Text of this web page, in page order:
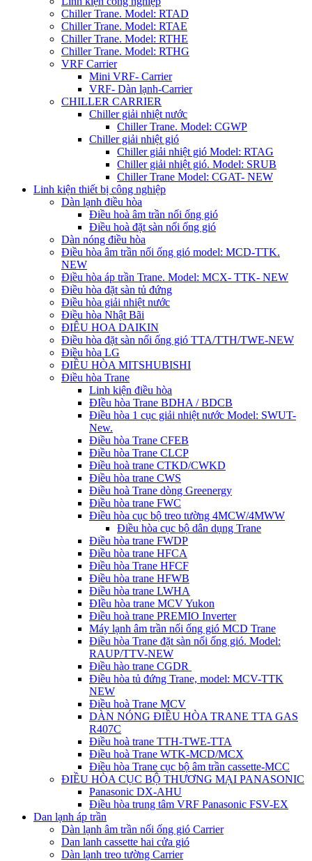
Chiller Trane. Model: RTAD
Chiller Trane. Model: RTAE
Chiller Trane. Model: RTHE
Chiller Trane. Model: RTHG
VRF Carrier
Mini VRF- Carrier
VRF- Dàn lạnh-Carrier
CHILLER CARRIER
Chiller giải nhiệt nước
Chiller Trane. Model: CGWP
Chiller giải nhiệt gió
Chiller giải nhiệt gió Model: RTAG
Chiller giải nhiệt gió. Model: SRUB
Chiller Trane Model: CGAT- NEW
Linh kiện thiết bị công nghiệp
Dàn lạnh điều hòa
Điều hoà âm trần nối ống gió
Điều hoà đặt sàn nối ống gió
Dàn nóng điều hòa
Điều hòa âm trần nối ống gió model: MCD-TTK.
NEW
Điều hòa áp trần Trane. Model: MCX- TTK- NEW
Điều hòa đặt sàn tủ đứng
Điều hòa giải nhiệt nước
Điều hòa Nhật Bãi
ĐIÊU HOA DAIKIN
Điều hòa đặt sàn nối ống gió TTA/TTH/TWE-NEW
Điều hòa LG
ĐIỀU HÒA MITSHUBISHI
Điều hòa Trane
Linh kiện điều hòa
ĐIều hòa Trane BDHA / BDCB
Điều hòa 1 cục giải nhiệt nước Model: SWUT-
New.
Điều hòa Trane CFEB
Điều hòa Trane CLCP
Điều hoà trane CTKD/CWKD
Điều hòa trane CWS
Điều hoà Trane dòng Greenergy
Điều hòa trane FWC
Điều hòa cục bộ treo tường 4MCW/4MWW
Điều hòa cục bộ dân dụng Trane
Điều hòa trane FWDP
Điều hòa trane HFCA
Điều hòa Trane HFCF
Điều hòa trane HFWB
Điều hòa trane LWHA
ĐIều hòa trane MCV Yukon
Điều hoà trane PREMIO Inverter
Máy lạnh âm trần nối ống gió MCD Trane
Điều hòa Trane đặt sàn nối ống gió. Model:
RAUP/TTV-NEW
Điều hào trane CGDR
Điều hòa tủ đứng Trane, model: MCV-TTK
NEW
Điều hoà Trane MCV
DÀN NÓNG ĐIỀU HÒA TRANE TTA GAS
R407C
Điều hoà trane TTH-TWE-TTA
Điều hoà Trane WTK-MCD/MCX
Điều hòa Trane cục bộ âm trần cassette-MCC
ĐIỀU HÒA CỤC BỘ THƯƠNG MẠI PANASONIC
Panasonic DX-AHU
Điều hòa trung tâm VRF Panasonic FSV-EX
Dan lạnh áp trần
Dàn lạnh âm trần nối ống gió Carrier
Dan lanh cassette hai cửa gió
Dàn lạnh treo tường Carrier